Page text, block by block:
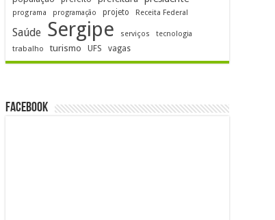
programa programação projeto Receita Federal
Saúde Sergipe serviços
tecnologia
trabalho
turismo UFS vagas
FACEBOOK